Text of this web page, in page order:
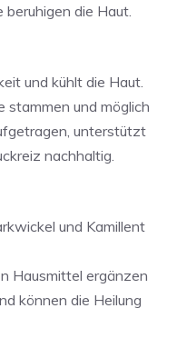
die Haut.
und kühlt die Haut.
stammen und möglich
unterstützt
nachhaltig.
und Kamillent
Hausmittel ergänzen
können die Heilung